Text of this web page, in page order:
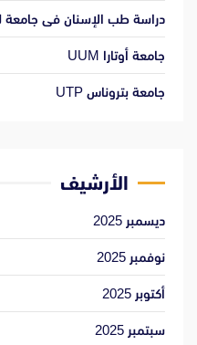
دراسة طب الإسنان فى جامعة
جامعة أوتارا UUM
جامعة بتروناس UTP
الأرشيف
ديسمبر 2025
نوفمبر 2025
أكتوبر 2025
سبتمبر 2025